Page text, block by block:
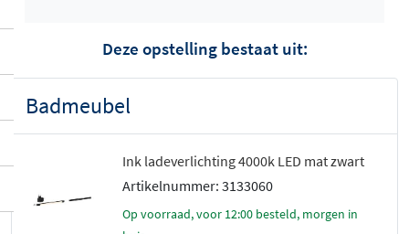
Deze opstelling bestaat uit:
Badmeubel
Ink ladeverlichting 4000k LED mat zwart
Artikelnummer: 3133060
Op voorraad, voor 12:00 besteld, morgen in